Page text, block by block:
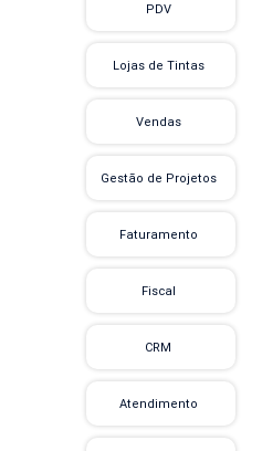
PDV
Lojas de Tintas
Vendas
Gestão de Projetos
Faturamento
Fiscal
CRM
Atendimento